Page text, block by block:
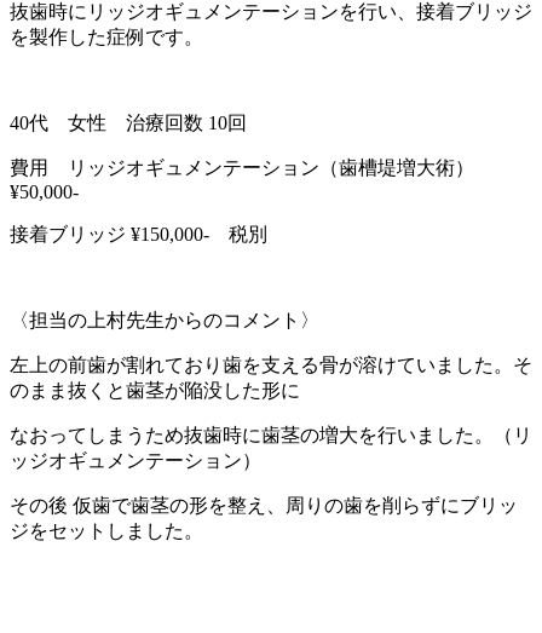
抜歯時にリッジオギュメンテーションを行い、接着ブリッジ
を製作した症例です。
40代 女性 治療回数 10回
費用 リッジオギュメンテーション（歯槽堤増大術）
¥50,000-
接着ブリッジ ¥150,000- 税別
〈担当の上村先生からのコメント〉
左上の前歯が割れており歯を支える骨が溶けていました。そ
のまま抜くと歯茎が陥没した形に
なおってしまうため抜歯時に歯茎の増大を行いました。（リ
ッジオギュメンテーション）
その後 仮歯で歯茎の形を整え、周りの歯を削らずにブリッ
ジをセットしました。